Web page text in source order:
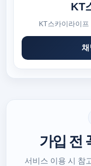
KT
KT스카이라이
채
가입 전
서비스 이용 시 참